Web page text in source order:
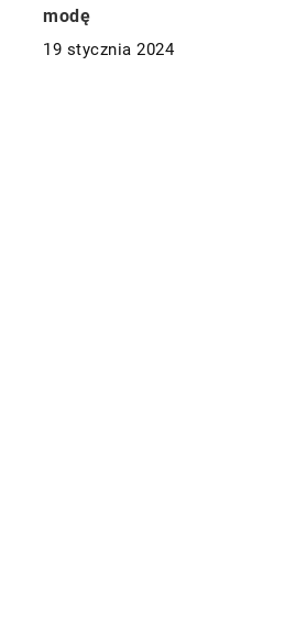
modę
19 stycznia 2024